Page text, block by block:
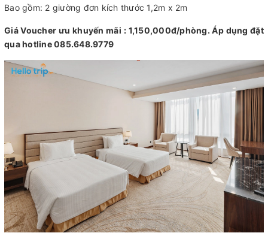
Bao gồm: 2 giường đơn kích thước 1,2m x 2m
Giá Voucher ưu khuyến mãi : 1,150,000đ/phòng. Áp dụng đặt
qua hotline 085.648.9779